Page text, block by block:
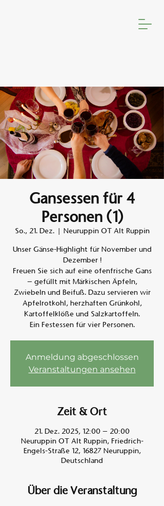
Gansessen für 4
Personen (1)
So., 21. Dez.
  |
Neuruppin OT Alt Ruppin
Unser Gänse-Highlight für November und
Dezember !
Freuen Sie sich auf eine ofenfrische Gans
– gefüllt mit Märkischen Äpfeln,
Zwiebeln und Beifuß. Dazu servieren wir
Apfelrotkohl, herzhaften Grünkohl,
Kartoffelklöße und Salzkartoffeln.
Ein Festessen für vier Personen.
Anmeldung abgeschlossen
Veranstaltungen ansehen
Zeit & Ort
21. Dez. 2025, 12:00 – 20:00
Neuruppin OT Alt Ruppin, Friedrich-
Engels-Straße 12, 16827 Neuruppin,
Deutschland
Über die Veranstaltung